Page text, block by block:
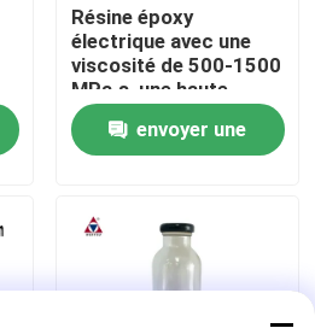
Résine époxy
électrique avec une
viscosité de 500-1500
MPa·s, une haute
rigidité diélectrique de
15-25 KV/mm et une
forte adhérence pour
envoyer une